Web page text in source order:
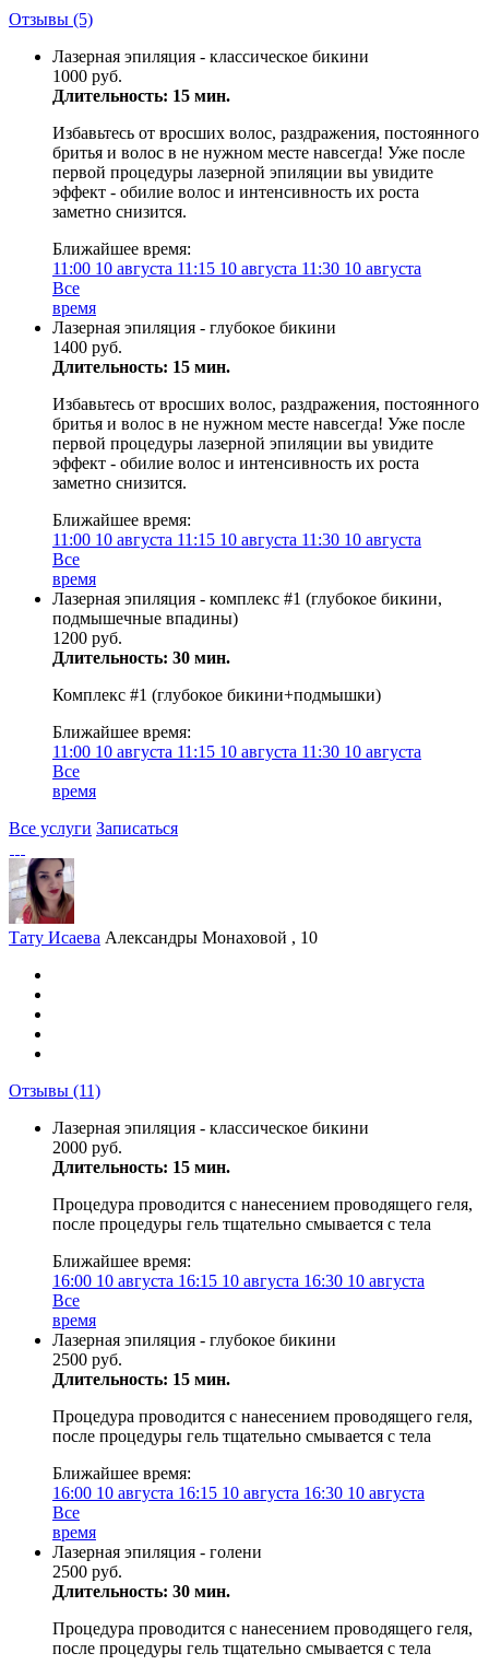
Отзывы (5)
Лазерная эпиляция - классическое бикини
1000 руб.
Длительность: 15 мин.
Избавьтесь от вросших волос, раздражения, постоянного
бритья и волос в не нужном месте навсегда! Уже после
первой процедуры лазерной эпиляции вы увидите
эффект - обилие волос и интенсивность их роста
заметно снизится.
Ближайшее время:
11:00 10 августа 11:15 10 августа 11:30 10 августа
Все
время
Лазерная эпиляция - глубокое бикини
1400 руб.
Длительность: 15 мин.
Избавьтесь от вросших волос, раздражения, постоянного
бритья и волос в не нужном месте навсегда! Уже после
первой процедуры лазерной эпиляции вы увидите
эффект - обилие волос и интенсивность их роста
заметно снизится.
Ближайшее время:
11:00 10 августа 11:15 10 августа 11:30 10 августа
Все
время
Лазерная эпиляция - комплекс #1 (глубокое бикини,
подмышечные впадины)
1200 руб.
Длительность: 30 мин.
Комплекс #1 (глубокое бикини+подмышки)
Ближайшее время:
11:00 10 августа 11:15 10 августа 11:30 10 августа
Все
время
Все услуги Записаться
Тату Исаева Александры Монаховой , 10
Отзывы (11)
Лазерная эпиляция - классическое бикини
2000 руб.
Длительность: 15 мин.
Процедура проводится с нанесением проводящего геля,
после процедуры гель тщательно смывается с тела
Ближайшее время:
16:00 10 августа 16:15 10 августа 16:30 10 августа
Все
время
Лазерная эпиляция - глубокое бикини
2500 руб.
Длительность: 15 мин.
Процедура проводится с нанесением проводящего геля,
после процедуры гель тщательно смывается с тела
Ближайшее время:
16:00 10 августа 16:15 10 августа 16:30 10 августа
Все
время
Лазерная эпиляция - голени
2500 руб.
Длительность: 30 мин.
Процедура проводится с нанесением проводящего геля,
после процедуры гель тщательно смывается с тела